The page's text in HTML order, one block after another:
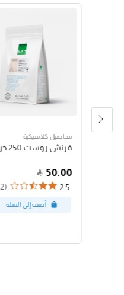
محاصيل كلاسيكية
فرنش روست 250 جرام
50.00
2.5
(2)